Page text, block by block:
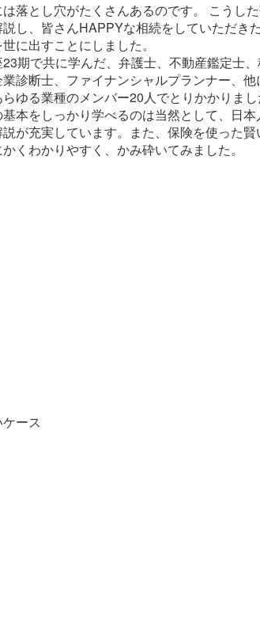
落とし穴がたくさんあるのです。 こうし
し、皆さんHAPPYな相続をしていただきた
に出すことにしました。
期で共に学んだ、弁護士、不動産鑑定士
診断士、ファイナンシャルプランナー、他
ゆる業種のメンバー20人でとりかかりま
本をしっかり学べるのは当然として、日本
が充実しています。また、保険を使った賢
くわかりやすく、かみ砕いてみました。
ース